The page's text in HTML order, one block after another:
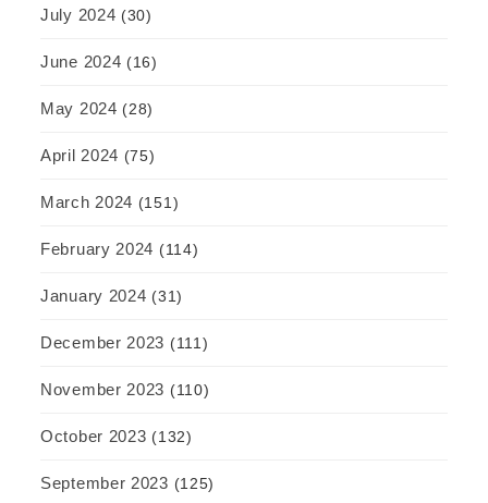
July 2024 (30)
June 2024 (16)
May 2024 (28)
April 2024 (75)
March 2024 (151)
February 2024 (114)
January 2024 (31)
December 2023 (111)
November 2023 (110)
October 2023 (132)
September 2023 (125)